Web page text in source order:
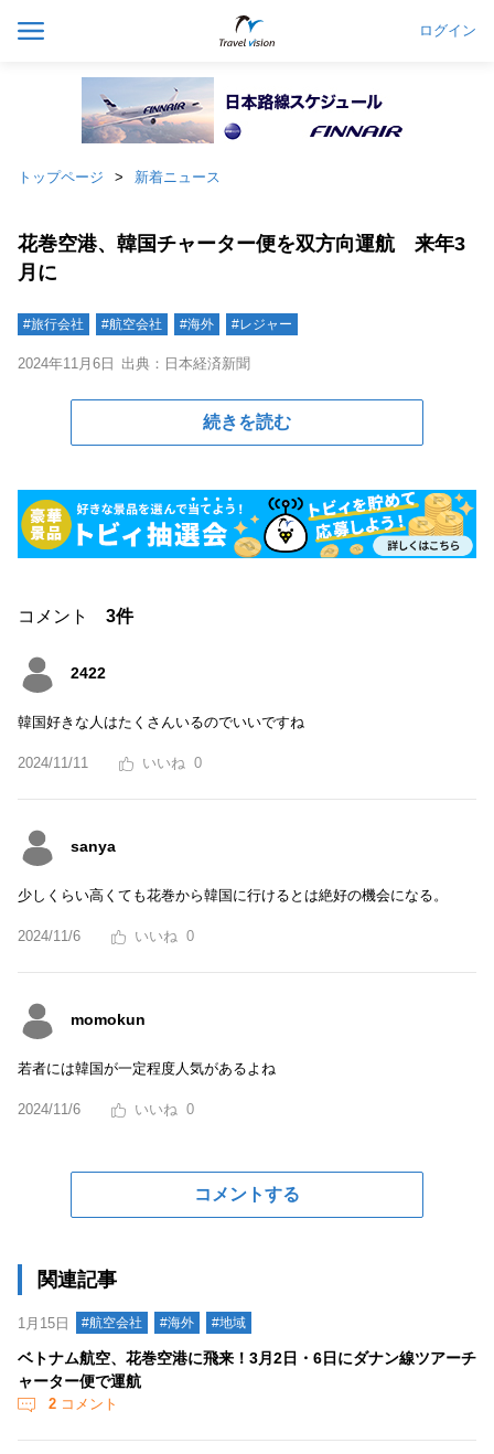
ログイン
トップページ 新着ニュース
花巻空港、韓国チャーター便を双方向運航 来年3
月に
#旅行会社 #航空会社 #海外 #レジャー
2024年11月6日 出典：日本経済新聞
続きを読む
コメント 3件
2422
韓国好きな人はたくさんいるのでいいですね
2024/11/11 0
sanya
少しくらい高くても花巻から韓国に行けるとは絶好の機会になる。
2024/11/6 0
momokun
若者には韓国が一定程度人気があるよね
2024/11/6 0
コメントする
関連記事
1月15日 #航空会社 #海外 #地域
ベトナム航空、花巻空港に飛来！3月2日・6日にダナン線ツアーチ
ャーター便で運航
2 コメント